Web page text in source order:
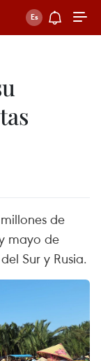
de
mayo de
Sur y Rusia.